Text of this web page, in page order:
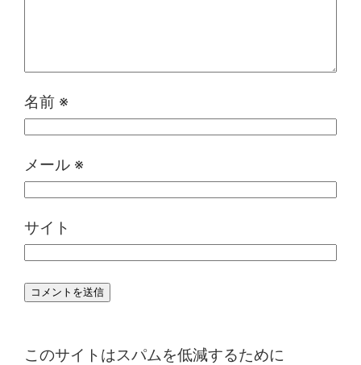
名前 ※
メール ※
サイト
このサイトはスパムを低減するために